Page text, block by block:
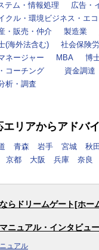
テム・情報処理
広告・
クル・環境ビジネス・エコ
・販売・仲介
製造業
(海外法含む)
社会保険
ネージャー
MBA 博
コーチング
資金調達
析・調査
エリアからアドバ
青森 岩手 宮城 秋田
京都 大阪 兵庫 奈良
らドリームゲート[ホー
ニュアル・インタビュー
ュアル